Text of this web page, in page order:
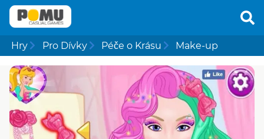
Hry Pro Dívky Péče o Krásu Make-up